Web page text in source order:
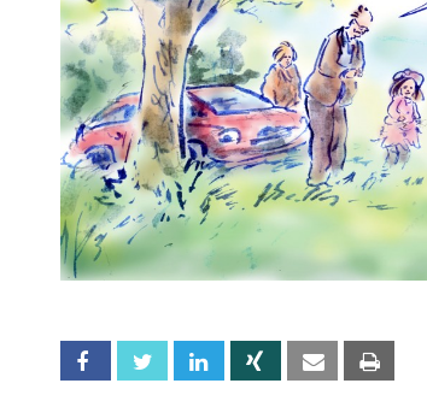
Facebook Twitter Linkedin Xing Email